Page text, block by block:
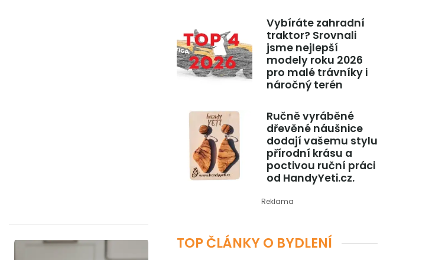
Vybíráte zahradní
traktor? Srovnali
jsme nejlepší
modely roku 2026
pro malé trávníky i
náročný terén
Ručně vyráběné
dřevěné náušnice
dodají vašemu stylu
přírodní krásu a
poctivou ruční práci
od HandyYeti.cz.
Reklama
TOP ČLÁNKY O BYDLENÍ